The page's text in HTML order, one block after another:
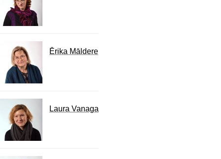
Ērika Māldere
Laura Vanaga